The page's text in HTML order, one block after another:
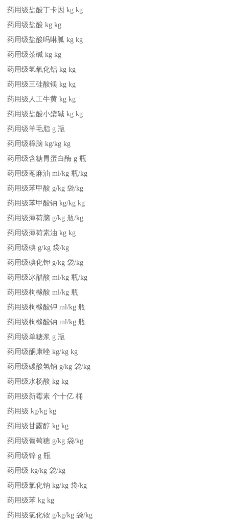
药用级盐酸丁卡因 kg kg
药用级盐酸 kg kg
药用级盐酸吗啉胍 kg kg
药用级茶碱 kg kg
药用级氢氧化铝 kg kg
药用级三硅酸镁 kg kg
药用级人工牛黄 kg kg
药用级盐酸小檗碱 kg kg
药用级羊毛脂 g 瓶
药用级樟脑 kg/kg kg
药用级含糖胃蛋白酶 g 瓶
药用级蓖麻油 ml/kg 瓶/kg
药用级苯甲酸 g/kg 袋/kg
药用级苯甲酸钠 kg/kg kg
药用级薄荷脑 g/kg 瓶/kg
药用级薄荷素油 kg kg
药用级碘 g/kg 袋/kg
药用级碘化钾 g/kg 袋/kg
药用级冰醋酸 ml/kg 瓶/kg
药用级枸橼酸 ml/kg 瓶
药用级枸橼酸钾 ml/kg 瓶
药用级枸橼酸钠 ml/kg 瓶
药用级单糖浆 g 瓶
药用级酮康唑 kg/kg kg
药用级碳酸氢钠 g/kg 袋/kg
药用级水杨酸 kg kg
药用级新霉素 个十亿 桶
药用级 kg/kg kg
药用级甘露醇 kg kg
药用级葡萄糖 g/kg 袋/kg
药用级锌 g 瓶
药用级 kg/kg 袋/kg
药用级氯化钠 kg/kg 袋/kg
药用级苯 kg kg
药用级氯化铵 g/kg/kg 袋/kg